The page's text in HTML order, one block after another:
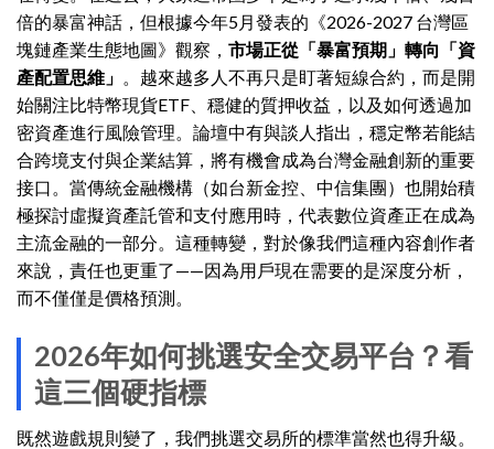
倍的暴富神話，但根據今年5月發表的《2026-2027 台灣區
塊鏈產業生態地圖》觀察， 市場正從「暴富預期」轉向「資
產配置思維」
。越來越多人不再只是盯著短線合約，而是開
始關注比特幣現貨ETF、穩健的質押收益，以及如何透過加
密資產進行風險管理。論壇中有與談人指出，穩定幣若能結
合跨境支付與企業結算，將有機會成為台灣金融創新的重要
接口。當傳統金融機構（如台新金控、中信集團）也開始積
極探討虛擬資產託管和支付應用時，代表數位資產正在成為
主流金融的一部分。這種轉變，對於像我們這種內容創作者
來說，責任也更重了——因為用戶現在需要的是深度分析，
而不僅僅是價格預測。
2026年如何挑選安全交易平台？看
這三個硬指標
既然遊戲規則變了，我們挑選交易所的標準當然也得升級。